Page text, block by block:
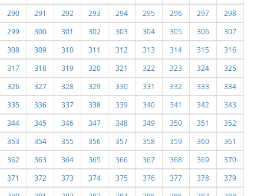
290
291 292 293 294 295 296 297
298
299
300 301 302 303 304 305 306
307
308
309 310 311 312 313 314 315
316
317
318 319 320 321 322 323 324
325
326
327 328 329 330 331 332 333
334
335
336 337 338 339 340 341 342
343
344
345 346 347 348 349 350 351
352
353
354 355 356 357 358 359 360
361
362
363 364 365 366 367 368 369
370
371
372 373 374 375 376 377 378
379